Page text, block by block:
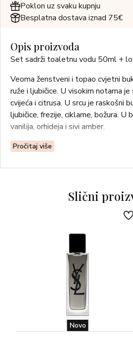
Poklon uz svaku kupnju
Besplatna dostava iznad 75€
Opis proizvoda
Set sadrži toaletnu vodu 50ml +
Veoma ženstveni i topao cvjetni
ruže i ljubičice. U visokim notama
cvijeća i citrusa. U srcu je raskošni
ljubičice, frezije, ciklame, božura. U
vanilija, orhideja i sivi amber.
Pročitaj više
Slični
Novo